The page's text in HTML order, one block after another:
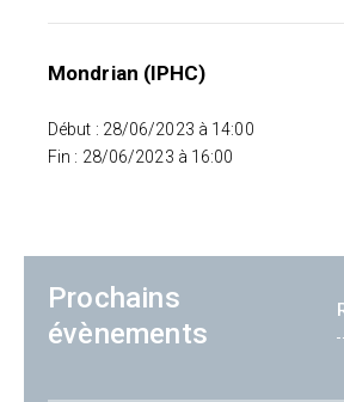
Mondrian (IPHC)
Début : 28/06/2023 à 14:00
Fin : 28/06/2023 à 16:00
Prochains
évènements